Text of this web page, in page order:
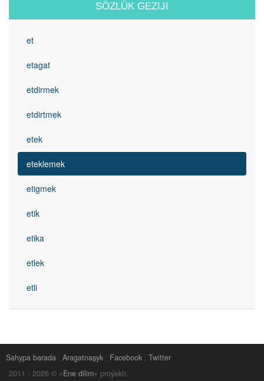
SÖZLÜK GEZIJI
et
etagat
etdirmek
etdirtmek
etek
eteklemek
etigmek
etik
etika
etlek
etli
Sahypa barada Aragatnaşyk Facebook
Twitter
2011 - 2026 © «Ene dilim» proýekti.